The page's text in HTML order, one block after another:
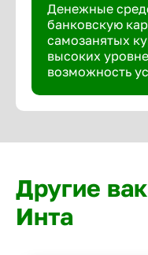
Денежные
банковскую
самозанятых
высоких
возможность
Другие
Инта